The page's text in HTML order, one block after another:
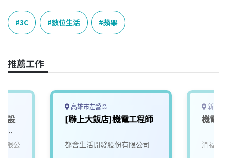
c
e
b
o
k
e
r
e
a
k
e
n
p
y
L
k
3C 數位生活 蘋果
推薦工作
設
新
限公
高雄市左營區
[聯上大飯店]機電工程師
都會生活開發股份有限公司
新北
機電
潤福生